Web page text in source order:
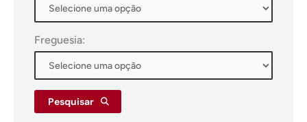
Freguesia:
Pesquisar